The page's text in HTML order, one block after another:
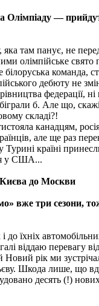
—
там панує, не
олімпійське
команда,
дебюту не
федерації,
б. Але що,
складі?!
канадцям,
але ще раз
країні
у США...
до Москви
вже три сезони,
їхнiх
віддаю
рік ми
Шкода лише, що
десять (!)